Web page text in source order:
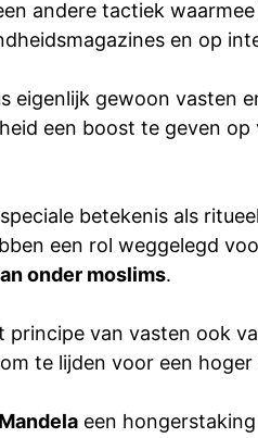
andere tactiek
en op
eigenlijk gewoon vasten
een boost te geven
betekenis als
een rol weggelegd
onder moslims.
principe van vasten ook
te lijden voor een hoger
een